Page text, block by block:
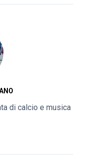
di calcio e musica